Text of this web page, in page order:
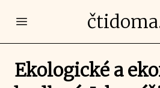
Open main menu
Ekologické a